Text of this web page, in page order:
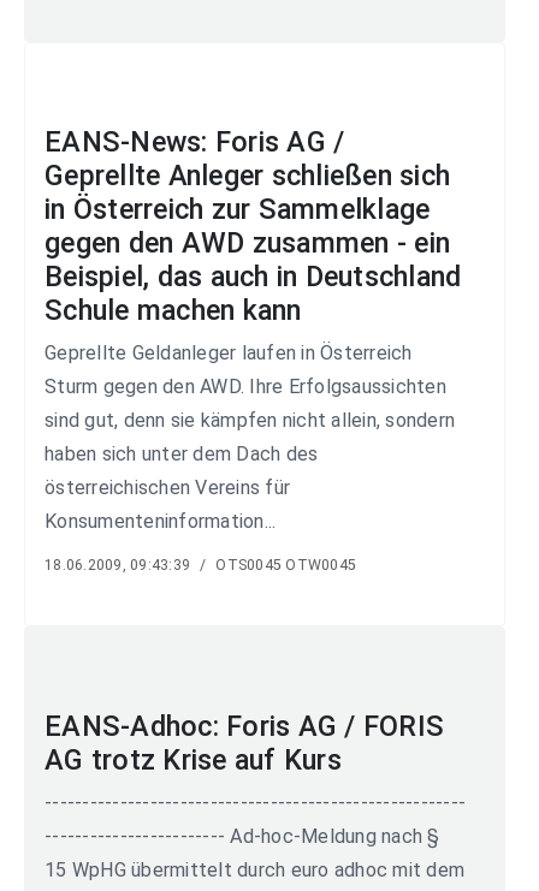
EANS-News: Foris AG /
Geprellte Anleger schließen sich
in Österreich zur Sammelklage
gegen den AWD zusammen - ein
Beispiel, das auch in Deutschland
Schule machen kann
Geprellte Geldanleger laufen in Österreich
Sturm gegen den AWD. Ihre Erfolgsaussichten
sind gut, denn sie kämpfen nicht allein, sondern
haben sich unter dem Dach des
österreichischen Vereins für
Konsumenteninformation...
18.06.2009, 09:43:39 / OTS0045 OTW0045
EANS-Adhoc: Foris AG / FORIS
AG trotz Krise auf Kurs
--------------------------------------------------------
------------------------ Ad-hoc-Meldung nach §
15 WpHG übermittelt durch euro adhoc mit dem